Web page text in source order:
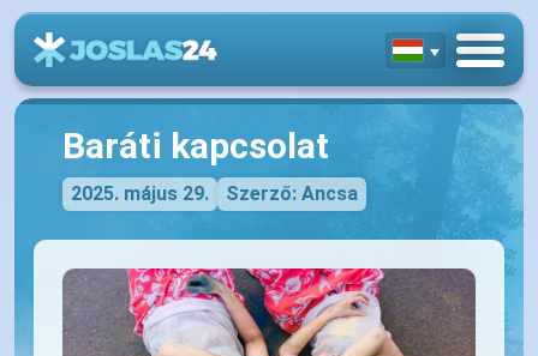
Baráti kapcsolat
2025. május 29. Szerző: Ancsa